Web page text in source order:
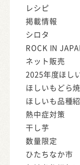
レシピ
掲載情報
シロタ
ROCK IN
ネット販売
2025年度ほし
ほしいもどら
ほしいも品種
熱中症対策
干し芋
数量限定
ひたちなか市